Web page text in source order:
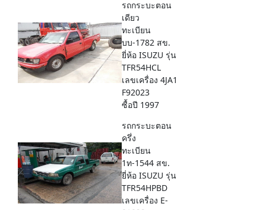
รถกระบะตอน
เดียว
ทะเบียน
บบ-1782 สข.
ยี่ห้อ ISUZU รุ่น
TFR54HCL
เลขเครื่อง 4JA1
F92023
ซื้อปี 1997
รถกระบะตอน
ครึ่ง
ทะเบียน
1ท-1544 สข.
ยี่ห้อ ISUZU รุ่น
TFR54HPBD
เลขเครื่อง E-